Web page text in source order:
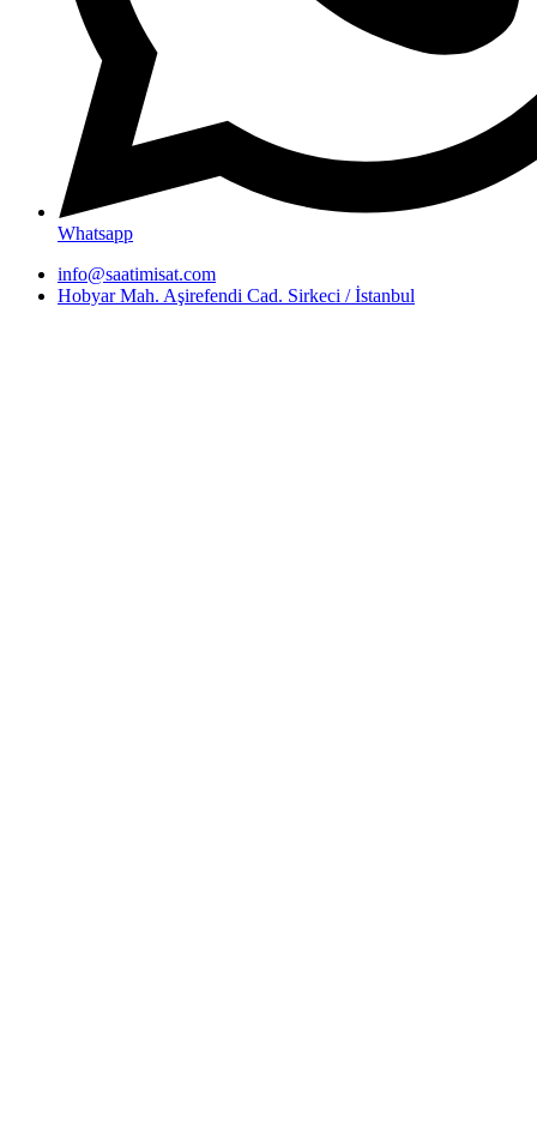
Whatsapp
info@saatimisat.com
Hobyar Mah. Aşirefendi Cad. Sirkeci / İstanbul